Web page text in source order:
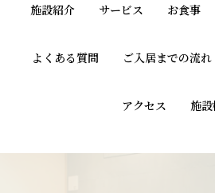
施設紹介 サービス お食事
よくある質問 ご入居までの流れ
アクセス 施